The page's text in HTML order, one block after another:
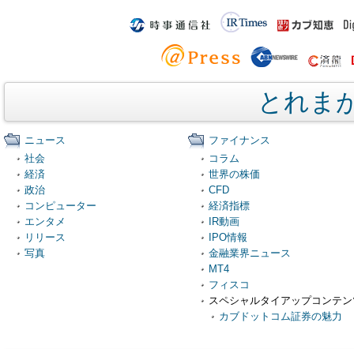
とれま
ニュース
社会
経済
政治
コンピューター
エンタメ
リリース
写真
ファイナンス
コラム
世界の株価
CFD
経済指標
IR動画
IPO情報
金融業界ニュース
MT4
フィスコ
スペシャルタイアップコンテ
カブドットコム証券の魅力